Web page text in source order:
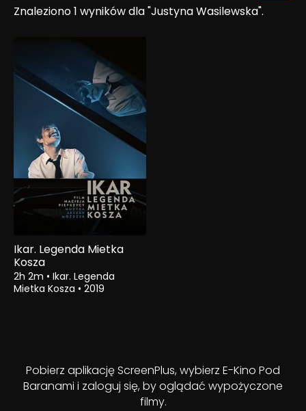
Znaleziono 1 wyników dla "Justyna Wasilewska".
Ikar. Legenda Mietka
Kosza
2h 2m • Ikar. Legenda
Mietka Kosza • 2019
Pobierz aplikację ScreenPlus, wybierz E-Kino Pod
Baranami i zaloguj się, by oglądać wypożyczone
filmy.